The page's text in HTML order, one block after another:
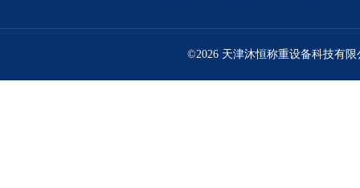
©2026 天津沐恒称重设备科技有